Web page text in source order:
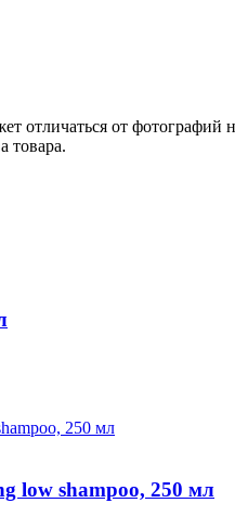
от фотографий
товара.
low shampoo, 250 мл